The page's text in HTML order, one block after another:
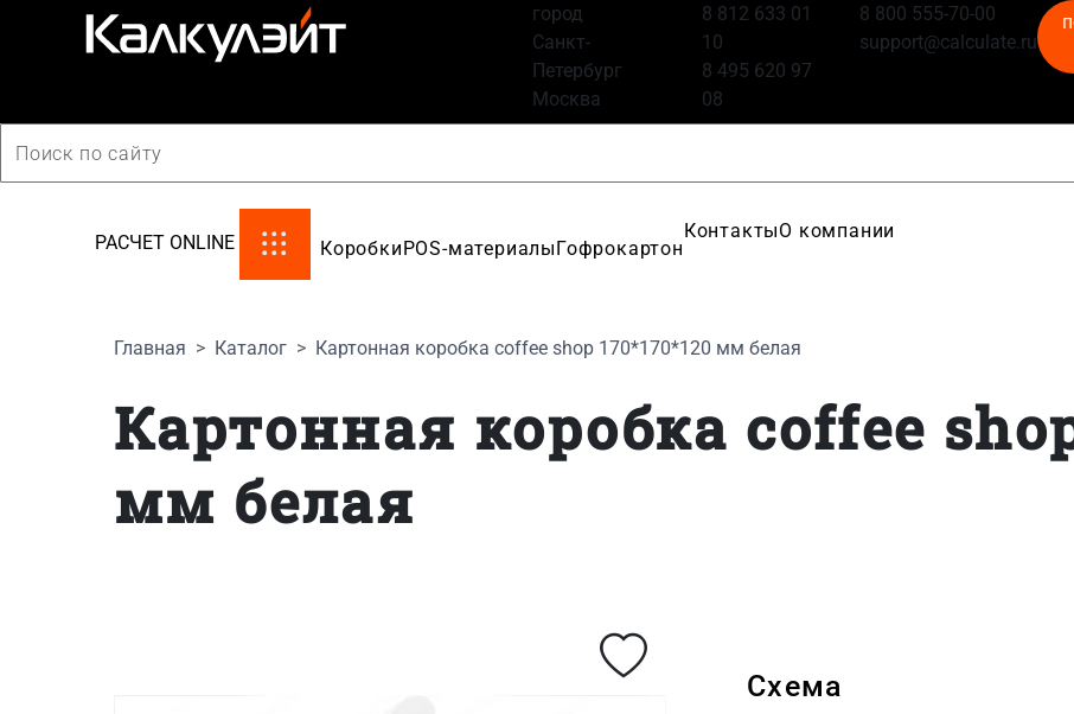
город
Санкт-
Петербург
Москва
8 812 633 01
10
8 495 620 97
08
8 800 555-70-00
support@calculate.ru
РАСЧЕТ ONLINE КоробкиPOS-материалыГофрокартон
КонтактыО компании
Главная Каталог Картонная коробка coffee shop 170*170*120 мм белая
Картонная коробка coffee
мм белая
Схема